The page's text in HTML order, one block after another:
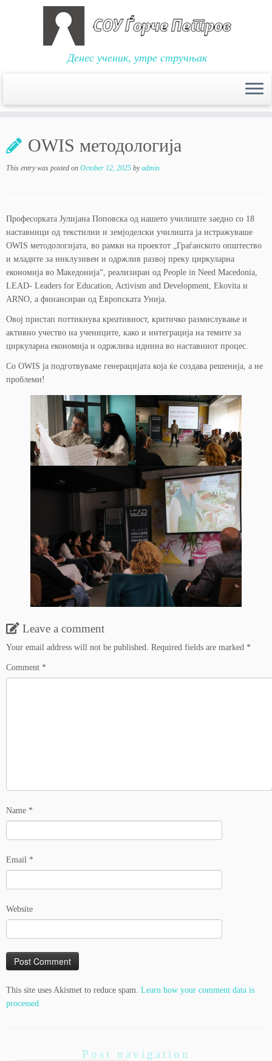
content
Денес ученик, утре стручњак
OWIS методологија
This entry was posted on October 12, 2025 byadmin
Професорката Јулијана Поповска од нашето училиште заедно со 18
наставници од текстилни и земјоделски училишта ја истражуваше
OWIS методологијата, во рамки на проектот „Граѓанското општество
и младите за инклузивен и одржлив развој преку циркуларна
економија во Македонија“, реализиран од People in Need Macedonia,
LEAD- Leaders for Education, Activism and Development, Ekovita и
ARNO, а финансиран од Европската Унија.
Овој пристап поттикнува креативност, критичко размислување и
активно учество на учениците, како и интеграција на темите за
циркуларна економија и одржлива иднина во наставниот процес.
Со OWIS ја подготвуваме генерацијата која ќе создава решенија, а не
проблеми!
Leave a comment
Your email address will not be published. Required fields are marked *
Comment *
Name *
Email *
Website
This site uses Akismet to reduce spam. Learn how your comment data is
processed.
Post navigation